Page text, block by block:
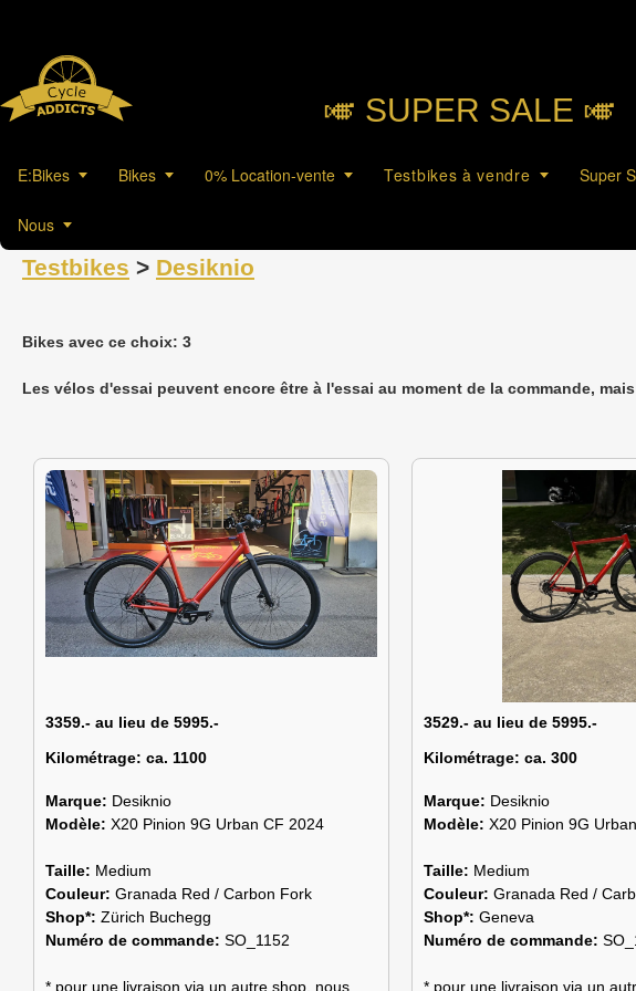
🎺︎ SUPER SALE 🎺︎
E:Bikes Bikes 0% Location-vente Testbikes à vendre Super
Nous
Testbikes > Desiknio
Bikes avec ce choix: 3
Les vélos d'essai peuvent encore être à l'essai au moment de la commande,
3359.- au lieu de 5995.-
Kilométrage: ca. 1100
Marque: Desiknio
Modèle: X20 Pinion 9G Urban CF 2024
Taille: Medium
Couleur: Granada Red / Carbon Fork
Shop*: Zürich Buchegg
Numéro de commande: SO_1152
* pour une livraison via un autre shop, nous
3529.- au lieu de 5995.-
Kilométrage: ca. 300
Marque: Desiknio
Modèle: X20 Pinion 9G
Taille: Medium
Couleur: Granada Red /
Shop*: Geneva
Numéro de commande:
* pour une livraison via un